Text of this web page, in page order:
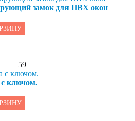
замок для ПВХ окон
59
с ключом.